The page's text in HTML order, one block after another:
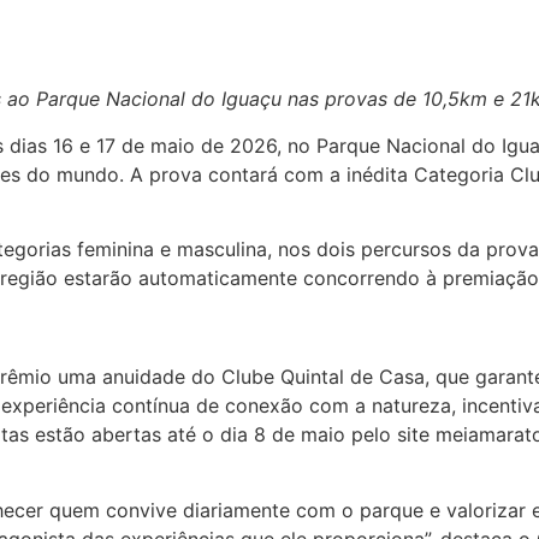
Parque Nacional do Iguaçu nas provas de 10,5km e
16 e 17 de maio de 2026, no Parque Nacional do
do mundo. A prova contará com a inédita Categoria
feminina e masculina, nos dois percursos da
estarão automaticamente concorrendo à
uma anuidade do Clube Quintal de Casa, que
contínua de conexão com a natureza,
estão abertas até o dia 8 de maio pelo site
quem convive diariamente com o parque e